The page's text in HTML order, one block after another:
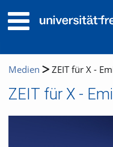
Medien ZEIT für X -